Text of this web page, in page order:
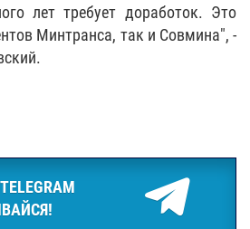
лет требует доработок. Это
Минтранса, так и Совмина", -